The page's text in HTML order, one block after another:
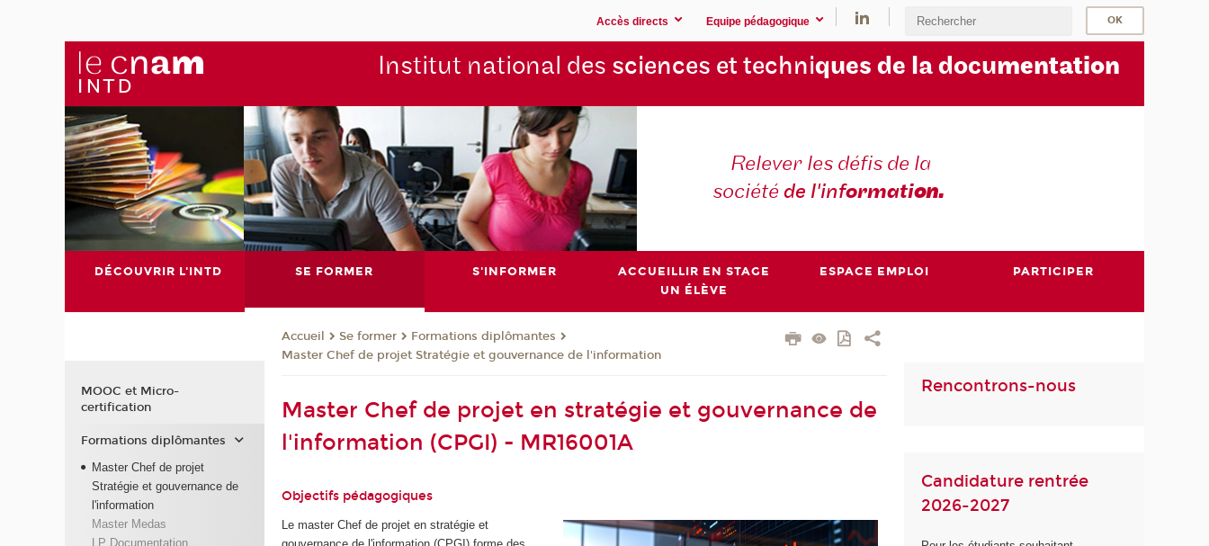
Accès directs Equipe pédagogique
Institut national des sciences et techniques de la documentation
Relever les défis de la
sociétéde l'information.
DÉCOUVRIR L'INTD SE FORMER S'INFORMER
ACCUEILLIR EN STAGE
UN ÉLÈVE
ESPACE EMPLOI PARTICIPER
Accueil Se former
Formations diplômantes
Master Chef de projet Stratégie et gouvernance de l'information
Master Chef de projet en stratégie et gouvernance de
l'information (CPGI) - MR16001A
Objectifs pédagogiques
Le master Chef de projet en stratégie et
Rencontrons-nous
Candidature rentrée
2026-2027
MOOC et Micro-
certification
Formations diplômantes
Master Chef de projet
Stratégie et gouvernance de
l'information
Master Medas
LP Documentation